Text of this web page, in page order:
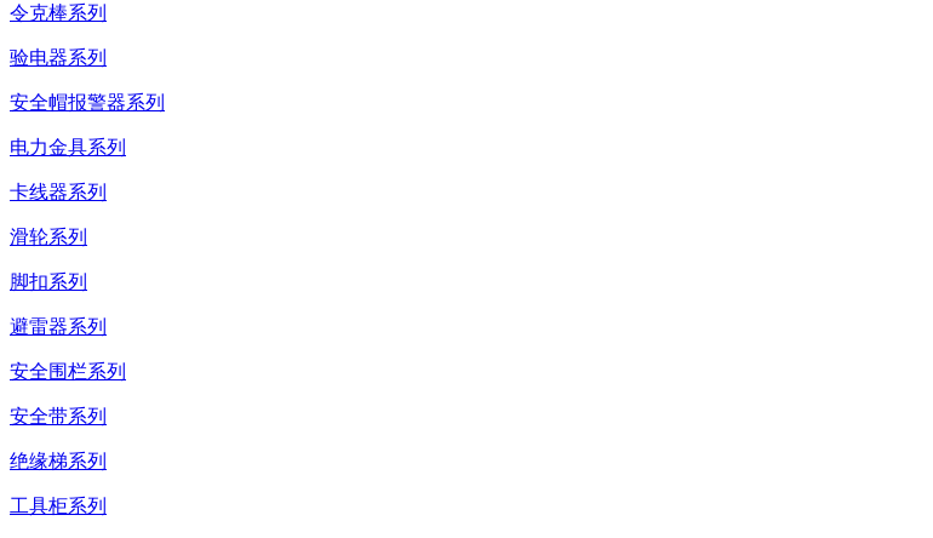
令克棒系列
验电器系列
安全帽报警器系列
电力金具系列
卡线器系列
滑轮系列
脚扣系列
避雷器系列
安全围栏系列
安全带系列
绝缘梯系列
工具柜系列